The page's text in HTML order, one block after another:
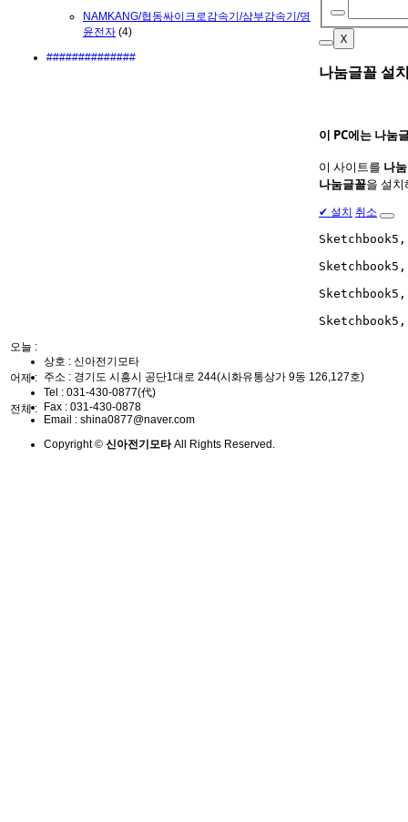
NAMKANG/협동싸이크로감속기/삼부감속기/명
윤전자 (4)
##############
오늘 :
어제 :
전체 :
X
나눔글꼴 설
이 PC에는 나눔
이 사이트를 나
나눔글꼴을 설
✔ 설치 취소
Sketchbook5,
Sketchbook5,
Sketchbook5,
Sketchbook5,
상호 : 신아전기모타
주소 : 경기도 시흥시 공단1대로 244(시화유통상가 9동 126,127호)
Tel : 031-430-0877(代)
Fax : 031-430-0878
Email : shina0877@naver.com
Copyright © 신아전기모타All Rights Reserved.